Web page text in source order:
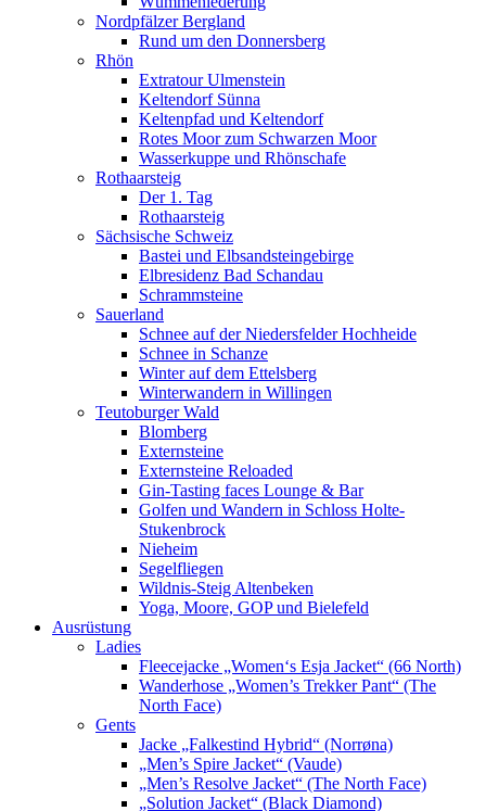
Nordpfälzer Bergland
Rund um den Donnersberg
Rhön
Extratour Ulmenstein
Keltendorf Sünna
Keltenpfad und Keltendorf
Rotes Moor zum Schwarzen Moor
Wasserkuppe und Rhönschafe
Rothaarsteig
Der 1. Tag
Rothaarsteig
Sächsische Schweiz
Bastei und Elbsandsteingebirge
Elbresidenz Bad Schandau
Schrammsteine
Sauerland
Schnee auf der Niedersfelder Hochheide
Schnee in Schanze
Winter auf dem Ettelsberg
Winterwandern in Willingen
Teutoburger Wald
Blomberg
Externsteine
Externsteine Reloaded
Gin-Tasting faces Lounge & Bar
Golfen und Wandern in Schloss Holte-
Stukenbrock
Nieheim
Segelfliegen
Wildnis-Steig Altenbeken
Yoga, Moore, GOP und Bielefeld
Ausrüstung
Ladies
Fleecejacke „Women‘s Esja Jacket“ (66 North)
Wanderhose „Women’s Trekker Pant“ (The
North Face)
Gents
Jacke „Falkestind Hybrid“ (Norrøna)
„Men’s Spire Jacket“ (Vaude)
„Men’s Resolve Jacket“ (The North Face)
„Solution Jacket“ (Black Diamond)